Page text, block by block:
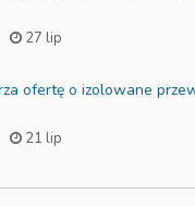
27 lip
ofertę o izolowane
21 lip